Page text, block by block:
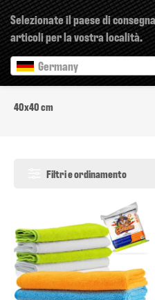
Selezionate il paese di
articoli per la vostra località.
Germany
40x40 cm
40x40 cm
Filtri e ordinamento